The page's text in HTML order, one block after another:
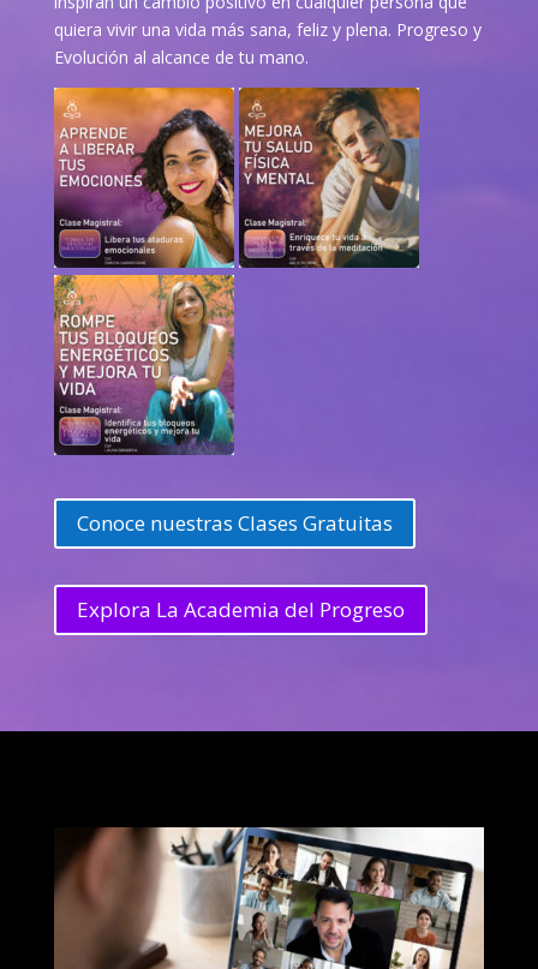
quiera vivir una vida más sana, feliz y plena. Progreso y
Evolución al alcance de tu mano.
Conoce nuestras Clases Gratuitas
Explora La Academia del Progreso